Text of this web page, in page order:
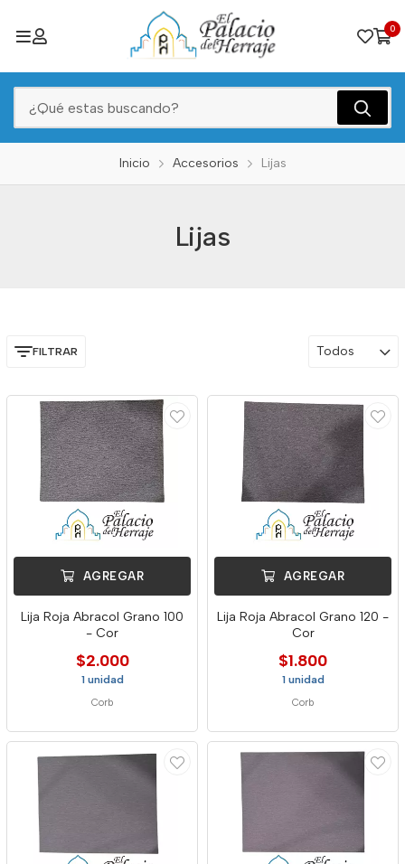
0
Inicio Accesorios Lijas
Lijas
FILTRAR Todos
AGREGAR
Lija Roja Abracol Grano 100
- Cor
$2.000
1 unidad
Corb
AGREGAR
Lija Roja Abracol Grano 120 -
Cor
$1.800
1 unidad
Corb